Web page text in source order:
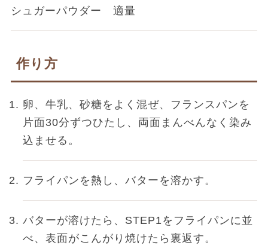
シュガーパウダー 適量
作り方
卵、牛乳、砂糖をよく混ぜ、フランスパンを
片面30分ずつひたし、両面まんべんなく染み
込ませる。
フライパンを熱し、バターを溶かす。
バターが溶けたら、STEP1をフライパンに並
べ、表面がこんがり焼けたら裏返す。